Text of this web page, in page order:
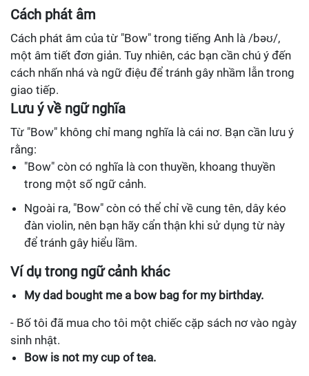
Cách phát âm
Cách phát âm của từ "Bow" trong tiếng Anh là /bəʊ/,
một âm tiết đơn giản. Tuy nhiên, các bạn cần chú ý đến
cách nhấn nhá và ngữ điệu để tránh gây nhầm lẫn trong
giao tiếp.
Lưu ý về ngữ nghĩa
Từ "Bow" không chỉ mang nghĩa là cái nơ. Bạn cần lưu ý
rằng:
"Bow" còn có nghĩa là con thuyền, khoang thuyền
trong một số ngữ cảnh.
Ngoài ra, "Bow" còn có thể chỉ về cung tên, dây kéo
đàn violin, nên bạn hãy cẩn thận khi sử dụng từ này
để tránh gây hiểu lầm.
Ví dụ trong ngữ cảnh khác
My dad bought me a bow bag for my birthday.
- Bố tôi đã mua cho tôi một chiếc cặp sách nơ vào ngày
sinh nhật.
Bow is not my cup of tea.